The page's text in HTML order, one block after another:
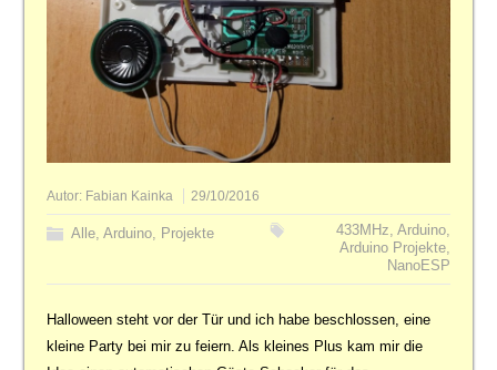
Autor: Fabian Kainka 29/10/2016
Alle ,Arduino Projekte 433MHz Arduino,
Arduino Projekte,
NanoESP
Halloween steht vor der Tür und ich habe beschlossen, eine
kleine Party bei mir zu feiern. Als kleines Plus kam mir die